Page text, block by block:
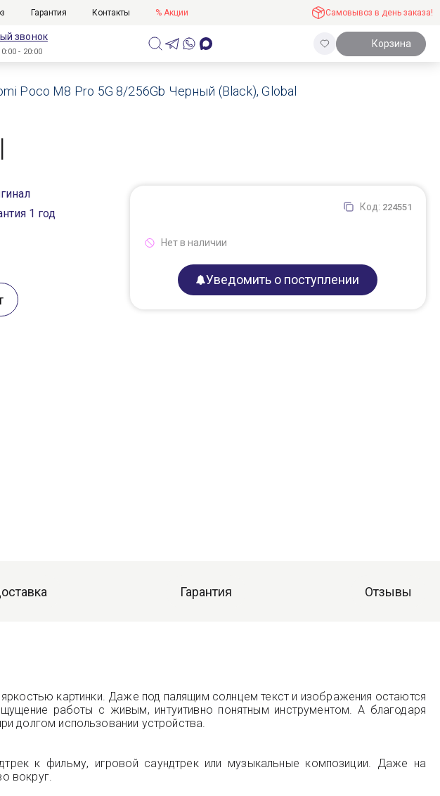
Гарантия Контакты % Акции Самовывоз в день заказа!
звонок
- 20:00
Корзина
Poco M8 Pro 5G 8/256Gb Черный (Black), Global
1 год Код: 224551
Нет в наличии
Уведомить о поступлении
Гарантия Отзывы
картинки. Даже под палящим солнцем текст и изображения остаются
работы с живым, интуитивно понятным инструментом. А благодаря
долгом использовании устройства.
к фильму, игровой саундтрек или музыкальные композиции. Даже на
вокруг.